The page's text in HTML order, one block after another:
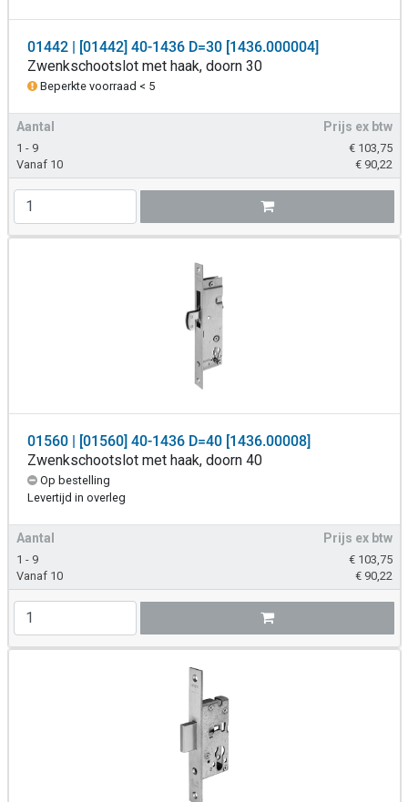
01442 | [01442] 40-1436 D=30 [1436.000004]
Zwenkschootslot met haak, doorn 30
Beperkte voorraad < 5
Aantal Prijs ex btw
1 - 9 € 103,75
Vanaf 10
€ 90,22
01560 | [01560] 40-1436 D=40 [1436.00008]
Zwenkschootslot met haak, doorn 40
Op bestelling
Levertijd in overleg
Aantal Prijs ex btw
1 - 9 € 103,75
Vanaf 10
€ 90,22